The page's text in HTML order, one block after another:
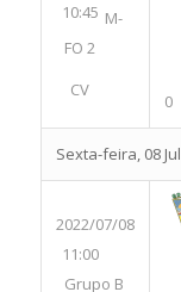
10:45 M-
FO 2
CV
0
Sexta-feira, 08 Jul
2022/07/08
11:00
Grupo B